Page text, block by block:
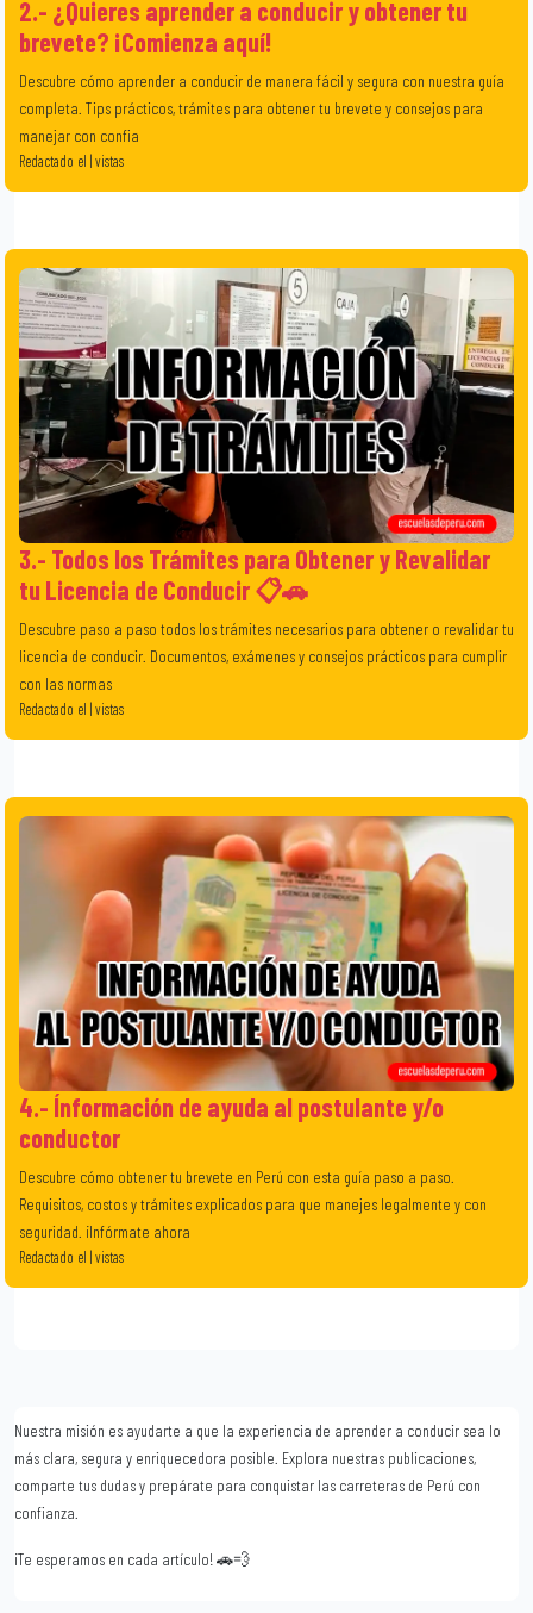
2.- ¿Quieres aprender a conducir y obtener tu
brevete? ¡Comienza aquí!
Descubre cómo aprender a conducir de manera fácil y segura con nuestra guía
completa. Tips prácticos, trámites para obtener tu brevete y consejos para
manejar con confia
Redactado el | vistas
3.- Todos los Trámites para Obtener y Revalidar
tu Licencia de Conducir 📋🚗
Descubre paso a paso todos los trámites necesarios para obtener o revalidar tu
licencia de conducir. Documentos, exámenes y consejos prácticos para cumplir
con las normas
Redactado el | vistas
4.- Ínformación de ayuda al postulante y/o
conductor
Descubre cómo obtener tu brevete en Perú con esta guía paso a paso.
Requisitos, costos y trámites explicados para que manejes legalmente y con
seguridad. ¡Infórmate ahora
Redactado el | vistas
Nuestra misión es ayudarte a que la experiencia de aprender a conducir sea lo
más clara, segura y enriquecedora posible. Explora nuestras publicaciones,
comparte tus dudas y prepárate para conquistar las carreteras de Perú con
confianza.
¡Te esperamos en cada artículo! 🚗💨